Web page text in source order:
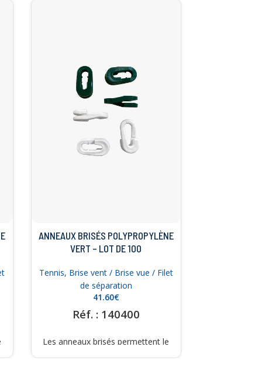
ANNEAUX BRISÉS POLYPROPYLÈNE
VERT – LOT DE 100
Tennis, Brise vent / Brise vue / Filet
de séparation
€
Réf. : 140400
Les anneaux brisés permettent le